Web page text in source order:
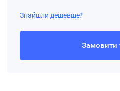
Знайшли дешевше?
Замовити